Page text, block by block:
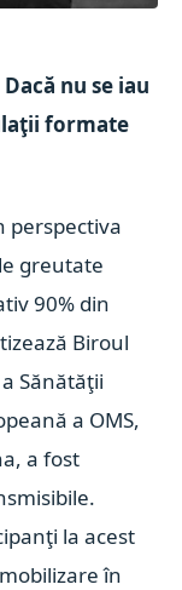
nu se iau
formate
perspectiva
greutate
90% din
Biroul
Sănătăţii
a OMS,
a fost
la acest
în